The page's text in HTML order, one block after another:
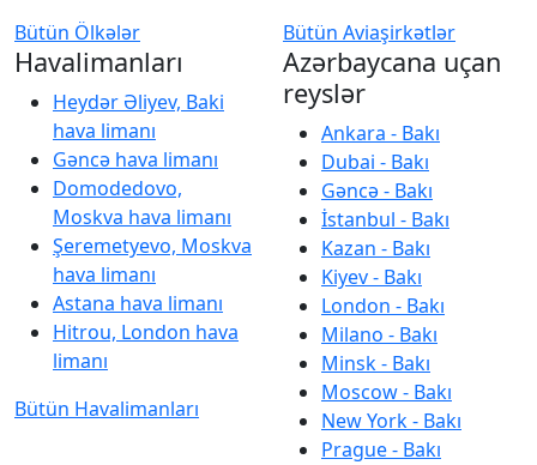
Bütün Ölkələr
Bütün Aviaşirkətlər
Havalimanları
Heydər Əliyev, Baki
hava limanı
Gəncə hava limanı
Domodedovo,
Moskva hava limanı
Şeremetyevo, Moskva
hava limanı
Astana hava limanı
Hitrou, London hava
limanı
Bütün Havalimanları
Azərbaycana uçan
reyslər
Ankara - Bakı
Dubai - Bakı
Gəncə - Bakı
İstanbul - Bakı
Kazan - Bakı
Kiyev - Bakı
London - Bakı
Milano - Bakı
Minsk - Bakı
Moscow - Bakı
New York - Bakı
Prague - Bakı